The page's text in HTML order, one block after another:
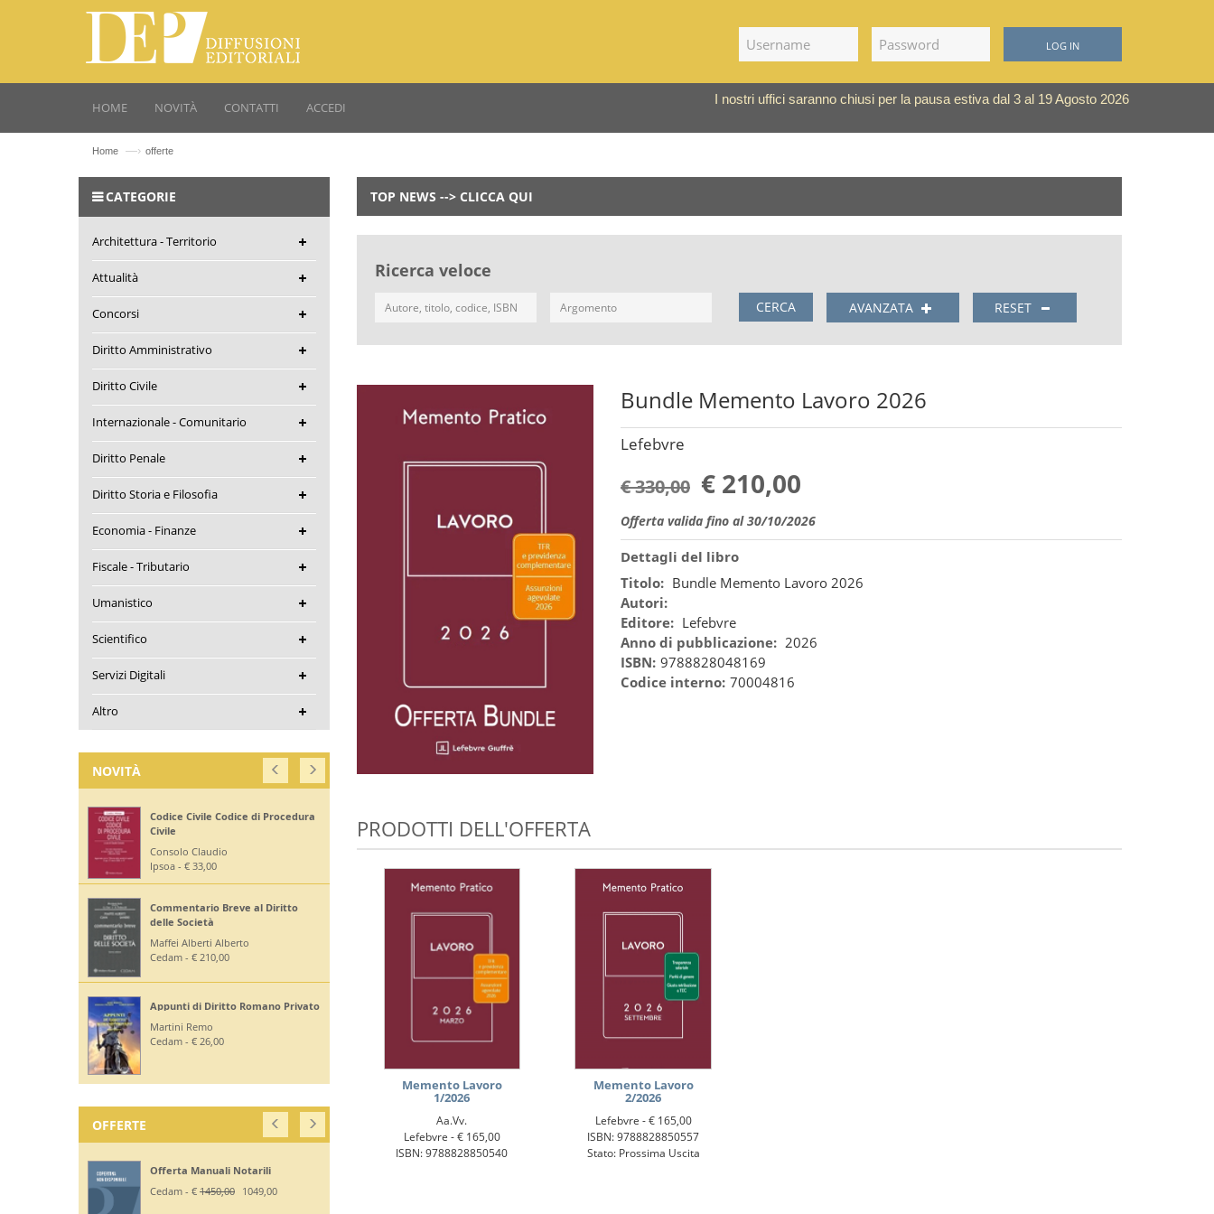
LOG IN
HOME NOVITÀ CONTATTI ACCEDI
I nostri uffici saranno chiusi per la pausa estiva dal 3 al 19 Agosto 2026
Home —› offerte
TOP NEWS --> CLICCA QUI
Ricerca veloce
CERCA AVANZATA RESET
Bundle Memento Lavoro 2026
Lefebvre
€ 330,00 € 210,00
Offerta valida fino al 30/10/2026
Dettagli del libro
Titolo: Bundle Memento Lavoro 2026
Autori:
Editore: Lefebvre
Anno di pubblicazione: 2026
ISBN: 9788828048169
Codice interno: 70004816
PRODOTTI DELL'OFFERTA
Memento Lavoro
1/2026
Aa.Vv.
Lefebvre -€ 165,00
ISBN: 9788828850540
Memento Lavoro
2/2026
Lefebvre -€ 165,00
ISBN: 9788828850557
Stato: Prossima Uscita
CATEGORIE
Architettura - Territorio
Attualità
Concorsi
Diritto Amministrativo
Diritto Civile
Internazionale - Comunitario
Diritto Penale
Diritto Storia e Filosofia
Economia - Finanze
Fiscale - Tributario
Umanistico
Scientifico
Servizi Digitali
Altro
NOVITÀ
Codice Civile Codice di Procedura
Civile
Consolo Claudio
Ipsoa - € 33,00
Commentario Breve al Diritto
delle Società
Maffei Alberti Alberto
Cedam - € 210,00
Appunti di Diritto Romano Privato
Martini Remo
Cedam - € 26,00
OFFERTE
Offerta Manuali Notarili
Cedam - € 1450,00 1049,00